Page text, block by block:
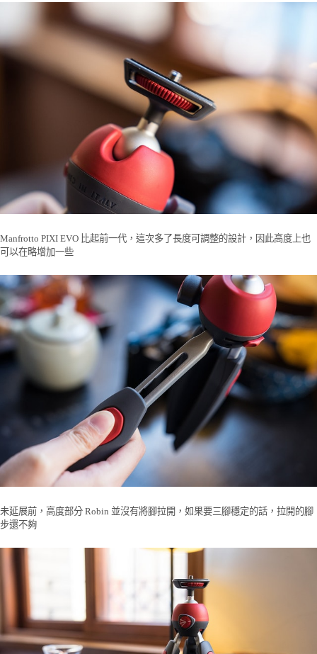
Manfrotto PIXI EVO 比起前一代，這次多了長度可調整的設計，因此高度上也
可以在略增加一些
未延展前，高度部分 Robin 並沒有將腳拉開，如果要三腳穩定的話，拉開的腳
步還不夠